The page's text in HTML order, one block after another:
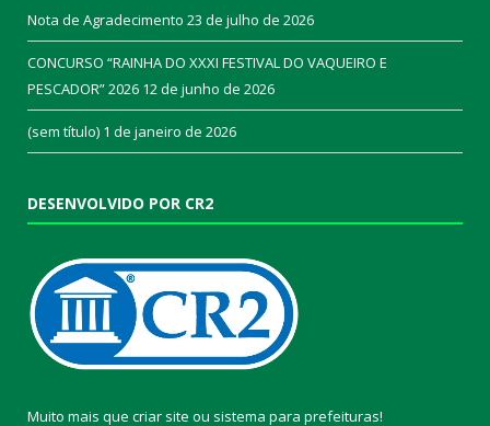
Nota de Agradecimento 23 de julho de 2026
CONCURSO “RAINHA DO XXXI FESTIVAL DO VAQUEIRO E
PESCADOR” 2026 12 de junho de 2026
(sem título) 1 de janeiro de 2026
DESENVOLVIDO POR CR2
Muito mais que criar site ou sistema para prefeituras!